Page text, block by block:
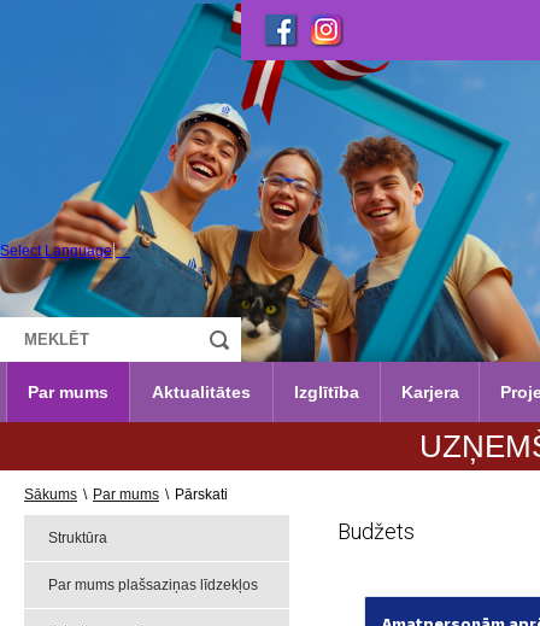
Select Language ▼
Par mums Aktualitātes Izglītība Karjera
Sākums \ Par mums \ Pārskati
Struktūra
Par mums plašsaziņas līdzekļos
Budžets